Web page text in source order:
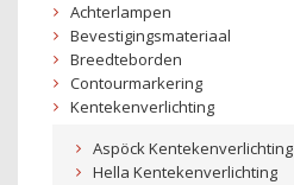
Achterlampen
Bevestigingsmateriaal
Breedteborden
Contourmarkering
Kentekenverlichting
Aspöck Kentekenverlichting
Hella Kentekenverlichting